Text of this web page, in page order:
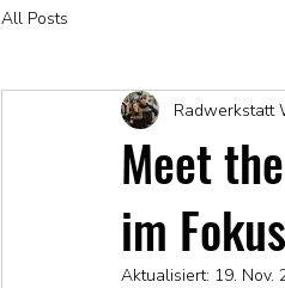
All Posts
Meet
im Fokus
Radwerkstatt
Aktualisiert: 19. Nov.